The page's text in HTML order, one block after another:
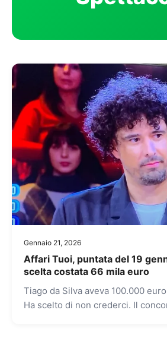
Gennaio 21, 2026
Affari Tuoi, puntata del 19
scelta costata 66 mila euro
Tiago da Silva aveva 100.000
Ha scelto di non crederci. Il